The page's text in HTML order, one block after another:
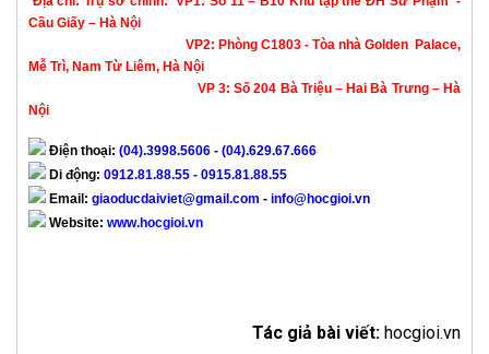
Cầu Giấy – Hà Nội
VP2: Phòng C1803 - Tòa nhà Golden Palace,
Mễ Trì, Nam Từ Liêm, Hà Nội
VP 3: Số 204 Bà Triệu – Hai Bà Trưng – Hà
Nội
Điện thoại: (04).3998.5606 - (04).629.67.666
Di động: 0912.81.88.55 - 0915.81.88.55
Email: giaoducdaiviet@gmail.com - info@hocgioi.vn
Website: www.hocgioi.vn
Tác giả bài viết: hocgioi.vn